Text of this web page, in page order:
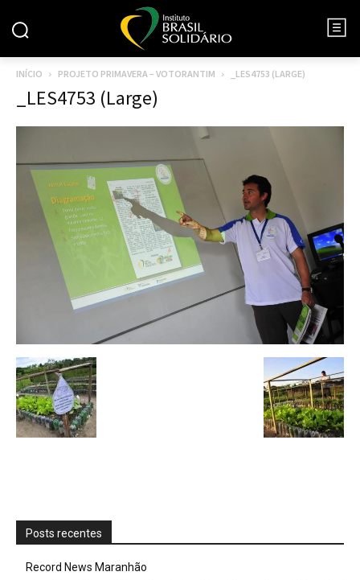
INÍCIO PROJETO PRIMAVERA – VOTORANTIM _LES4753 (LARGE)
_LES4753 (Large)
Posts recentes
Record News Maranhão